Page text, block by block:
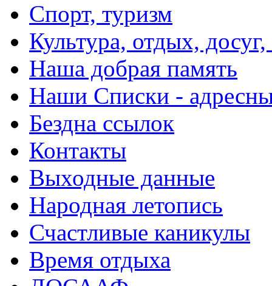
Спорт, туризм
Культура, отдых,
Наша добрая память
Наши Списки -
Бездна ссылок
Контакты
Выходные данные
Народная летопись
Счастливые каникулы
Время отдыха